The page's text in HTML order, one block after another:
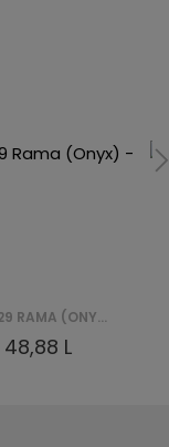
TRAVERSĂ 29 RAMA (ONYX) -
48,88 L